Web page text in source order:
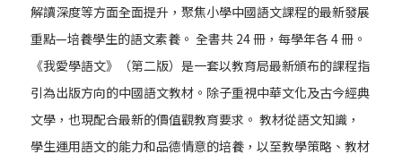
解讀深度等方面全面提升，聚焦小學中國語文課程的最新發展
重點—培養學生的語文素養。 全書共 24 冊，每學年各 4 冊。
《我愛學語文》（第二版）是一套以教育局最新頒布的課程指
引為出版方向的中國語文教材。除子重視中華文化及古今經典
文學，也現配合最新的價值觀教育要求。 教材從語文知識，
學生運用語文的能力和品德情意的培養，以至教學策略、教材